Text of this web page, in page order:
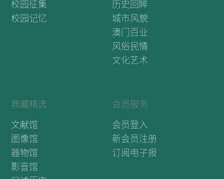
校园征集
校园记忆
历史回眸
城市风貌
澳门百业
风俗民情
文化艺术
典藏精选
文献馆
图像馆
器物馆
影音馆
会员服务
会员登入
新会员注册
订阅电子报